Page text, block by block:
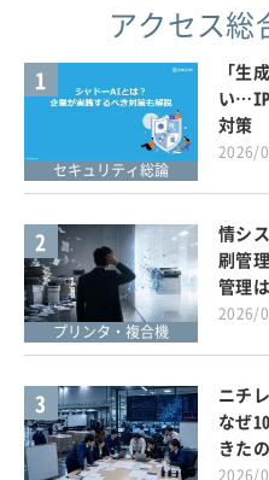
アクセス総
1
セキュリティ総論
「生
い
対策
2026/
2
プリンタ・複合機
情シ
刷管
管理
2026/
3
ニチ
なぜ
きた
2026/